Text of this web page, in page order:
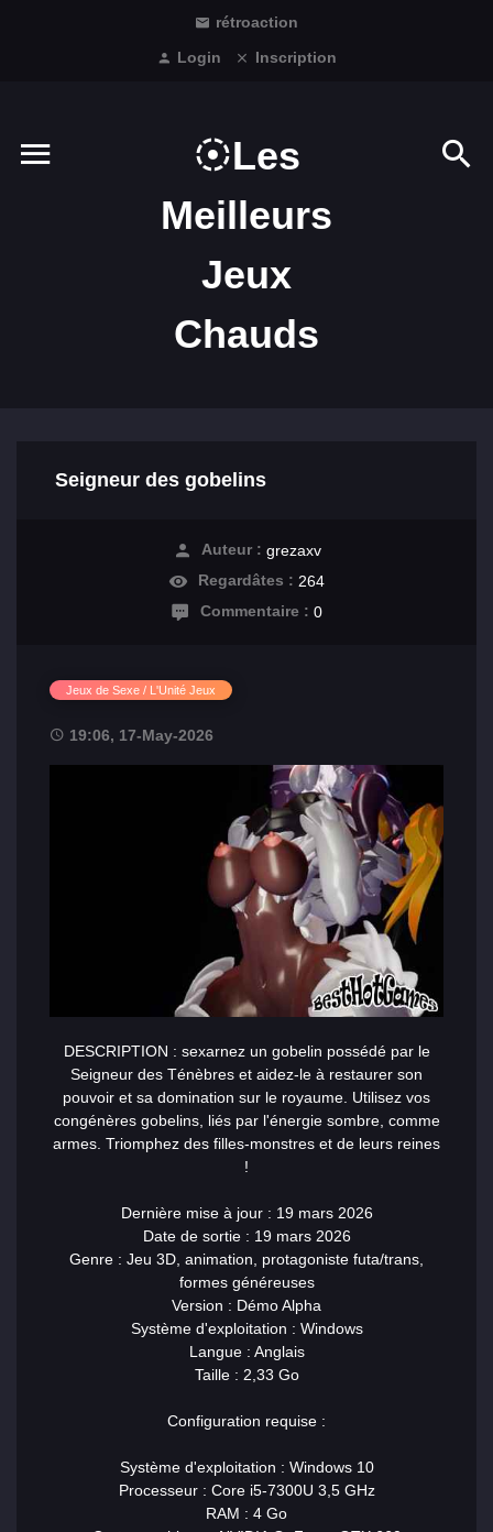
rétroaction
Login
Inscription
Les
Meilleurs
Jeux
Chauds
Seigneur des gobelins
Auteur : grezaxv
Regardâtes : 264
Commentaire : 0
Jeux de Sexe / L'Unité Jeux
19:06, 17-May-2026
DESCRIPTION : sexarnez un gobelin possédé par le
Seigneur des Ténèbres et aidez-le à restaurer son
pouvoir et sa domination sur le royaume. Utilisez vos
congénères gobelins, liés par l'énergie sombre, comme
armes. Triomphez des filles-monstres et de leurs reines
!
Dernière mise à jour : 19 mars 2026
Date de sortie : 19 mars 2026
Genre : Jeu 3D, animation, protagoniste futa/trans,
formes généreuses
Version : Démo Alpha
Système d'exploitation : Windows
Langue : Anglais
Taille : 2,33 Go
Configuration requise :
Système d'exploitation : Windows 10
Processeur : Core i5-7300U 3,5 GHz
RAM : 4 Go